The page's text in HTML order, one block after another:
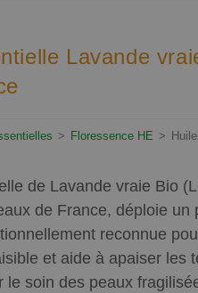
Lavande
> Floressence HE >
de Lavande vraie Bio
de France, déploie
reconnue
et aide à apaiser les
le soin des peaux